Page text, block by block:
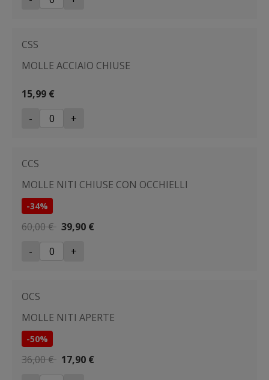
CSS
MOLLE ACCIAIO CHIUSE
15,99 €
-
+
CCS
MOLLE NITI CHIUSE CON OCCHIELLI
-34%
60,00 € 39,90 €
-
+
OCS
MOLLE NITI APERTE
-50%
36,00 € 17,90 €